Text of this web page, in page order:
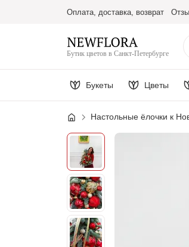
Оплата, доставка, возврат
Бутик цветов в Санкт-Петербурге
Букеты Цветы
Настольные ёлочки к